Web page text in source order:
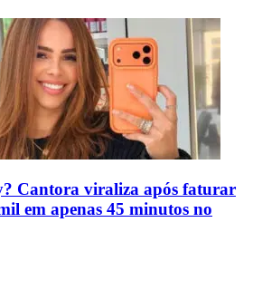
Cantora viraliza após faturar
em apenas 45 minutos no